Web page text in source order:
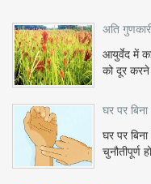
अति
आयुर्वेद में
को दूर
घर पर
घर पर
चुनौतीपूर्ण